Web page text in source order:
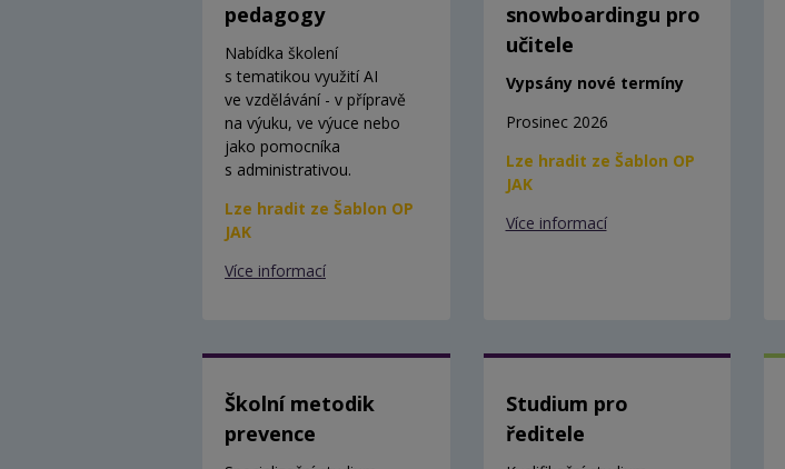
pedagogy
Nabídka školení
s tematikou využití AI
ve vzdělávání - v přípravě
na výuku, ve výuce nebo
jako pomocníka
s administrativou.
Lze hradit ze Šablon OP
JAK
Více informací
snowboardingu pro
učitele
Vypsány nové termíny
Prosinec 2026
Lze hradit ze Šablon OP
JAK
Více informací
Školní metodik
prevence
Studium pro
ředitele